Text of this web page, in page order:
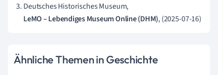
Deutsches Historisches Museum,
LeMO – Lebendiges Museum Online (DHM), (2025-07-16)
Ähnliche Themen in Geschichte